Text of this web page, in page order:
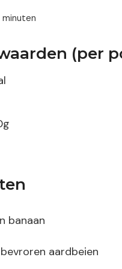
minuten
minuten
(per
g
banaan
bevroren aardbeien